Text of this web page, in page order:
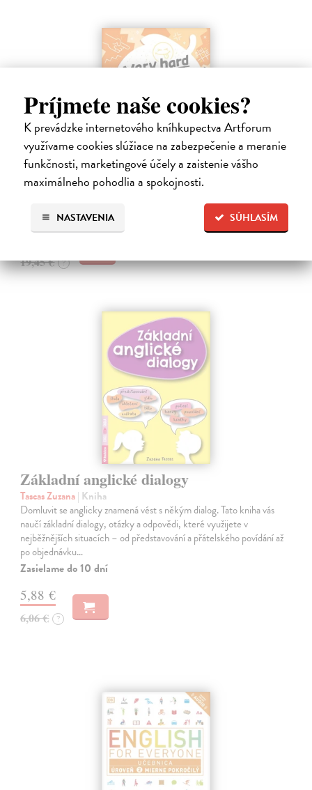
Príjmete naše cookies?
K prevádzke internetového kníhkupectva Artforum
využívame cookies slúžiace na zabezpečenie a meranie
funkčnosti, marketingové účely a zaistenie vášho
maximálneho pohodlia a spokojnosti.
SÚHLASÍM
NASTAVENIA
Very hard ořechy
Sobotka Bronislav| Kniha
Dělat křena, mít pod čepicí, kápnout božskou. Podvědomě tušíte, že
Do 5 dní
19,45 € ?
Základní anglické dialogy
Tascas Zuzana| Kniha
Domluvit se anglicky znamená vést s někým dialog. Tato kniha vás
naučí základní dialogy, otázky a odpovědi, které využijete v
nejběžnějších situacích – od představování a přátelského povídání až
po objednávku…
Zasielame do 10 dní
5,88 €
6,06 € ?